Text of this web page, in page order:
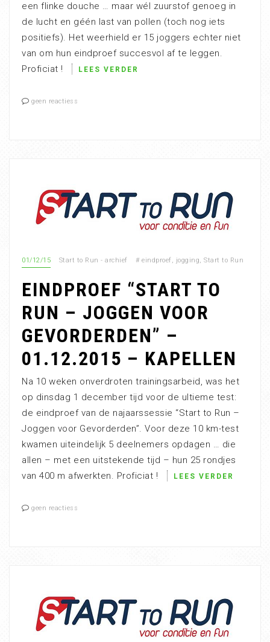
een flinke douche … maar wél zuurstof genoeg in
de lucht en géén last van pollen (toch nog iets
positiefs). Het weerhield er 15 joggers echter niet
van om hun eindproef succesvol af te leggen.
Proficiat !
LEES VERDER
geen reactiess
01/12/15 Start to Run - archief # eindproef , jogging, Start to Run
EINDPROEF “START TO
RUN – JOGGEN VOOR
GEVORDERDEN” –
01.12.2015 – KAPELLEN
Na 10 weken onverdroten trainingsarbeid, was het
op dinsdag 1 december tijd voor de ultieme test:
de eindproef van de najaarssessie “Start to Run –
Joggen voor Gevorderden”. Voor deze 10 km-test
kwamen uiteindelijk 5 deelnemers opdagen … die
allen – met een uitstekende tijd – hun 25 rondjes
van 400 m afwerkten. Proficiat !
LEES VERDER
geen reactiess